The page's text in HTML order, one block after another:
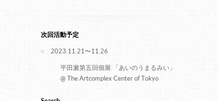
次回活動予定
2023.11.21〜11.26
平田澱第五回個展 「あいのうまるみい」
@ The Artcomplex Center of Tokyo